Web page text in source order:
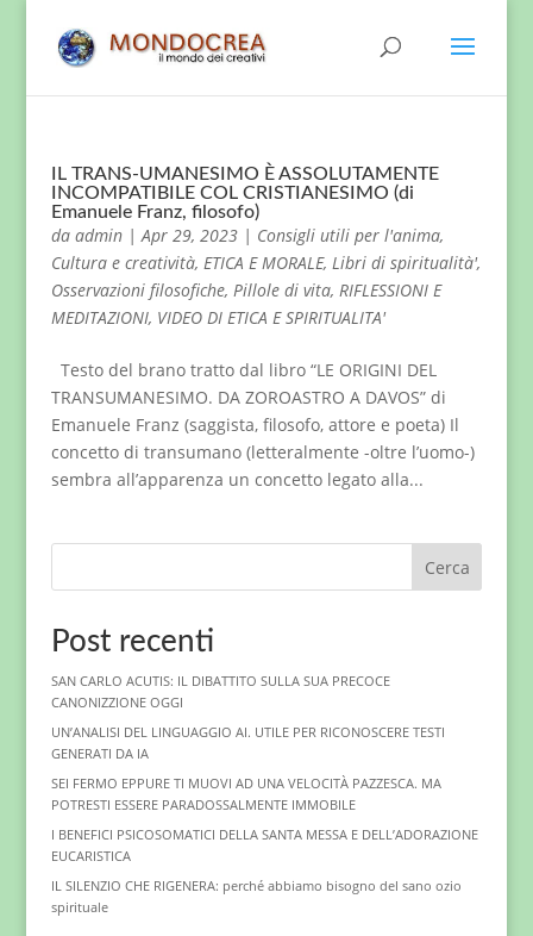
IL TRANS-UMANESIMO È ASSOLUTAMENTE
INCOMPATIBILE COL CRISTIANESIMO (di
Emanuele Franz, filosofo)
da admin|Apr 29, 2023| Consigli utili per l'anima,
Cultura e creatività, ETICA E MORALE, Libri di spiritualità',
Osservazioni filosofiche, Pillole di vita, RIFLESSIONI E
MEDITAZIONI, VIDEO DI ETICA E SPIRITUALITA'
Testo del brano tratto dal libro “LE ORIGINI DEL
TRANSUMANESIMO. DA ZOROASTRO A DAVOS” di
Emanuele Franz (saggista, filosofo, attore e poeta) Il
concetto di transumano (letteralmente -oltre l’uomo-)
sembra all’apparenza un concetto legato alla...
Cerca
Post recenti
SAN CARLO ACUTIS: IL DIBATTITO SULLA SUA PRECOCE
CANONIZZIONE OGGI
UN’ANALISI DEL LINGUAGGIO AI. UTILE PER RICONOSCERE TESTI
GENERATI DA IA
SEI FERMO EPPURE TI MUOVI AD UNA VELOCITÀ PAZZESCA. MA
POTRESTI ESSERE PARADOSSALMENTE IMMOBILE
I BENEFICI PSICOSOMATICI DELLA SANTA MESSA E DELL’ADORAZIONE
EUCARISTICA
IL SILENZIO CHE RIGENERA: perché abbiamo bisogno del sano ozio
spirituale